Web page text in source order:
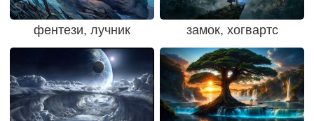
фентези, лучник замок, хогвартс